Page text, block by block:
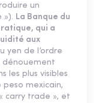
un
»). La Banque du
qui a
aux
yen de l’ordre
dénouement
les plus visibles
mexicain,
carry trade », et